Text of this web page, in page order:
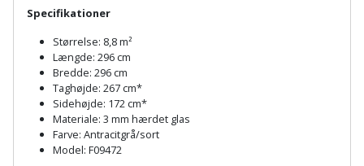
Sternbeklædning
tagplader
Oliekande
Palleløfter
Polsøger
Profilsaks
Høvl
Industristøvsuger
Kantfræser
Kantlimer
Højbede
Højtaler
Hylder
Specifikationer
Størrelse: 8,8 m²
Længde: 296 cm
Bredde: 296 cm
Taghøjde: 267 cm*
Sidehøjde: 172 cm*
Materiale: 3 mm hærdet glas
Farve: Antracitgrå/sort
Model: F09472